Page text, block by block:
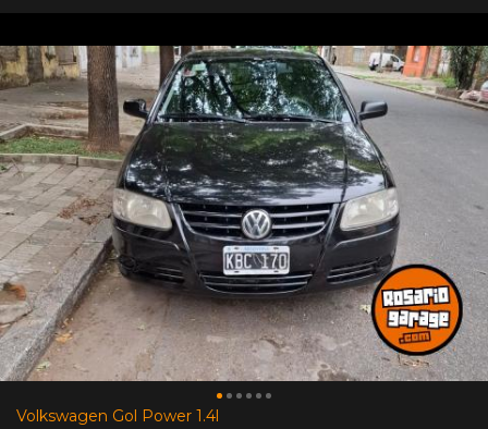
Volkswagen Gol Power 1.4l